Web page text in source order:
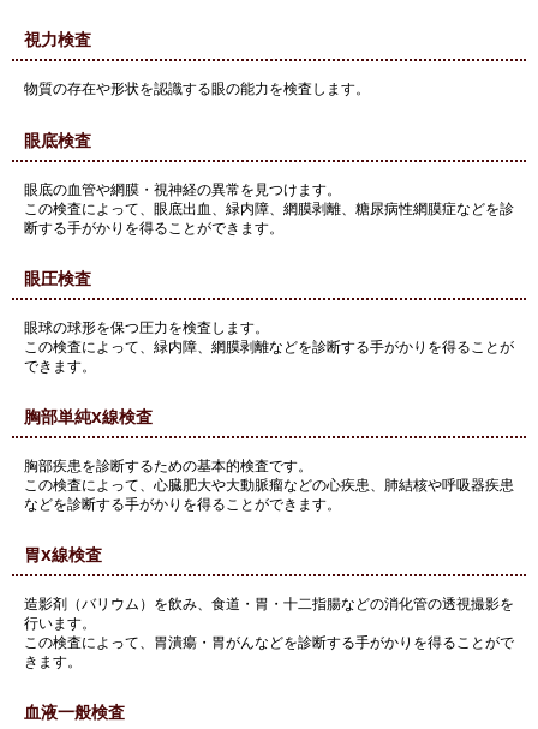
視力検査
物質の存在や形状を認識する眼の能力を検査します。
眼底検査
眼底の血管や網膜・視神経の異常を見つけます。
この検査によって、眼底出血、緑内障、網膜剥離、糖尿病性網膜症などを診
断する手がかりを得ることができます。
眼圧検査
眼球の球形を保つ圧力を検査します。
この検査によって、緑内障、網膜剥離などを診断する手がかりを得ることが
できます。
胸部単純X線検査
胸部疾患を診断するための基本的検査です。
この検査によって、心臓肥大や大動脈瘤などの心疾患、肺結核や呼吸器疾患
などを診断する手がかりを得ることができます。
胃X線検査
造影剤（バリウム）を飲み、食道・胃・十二指腸などの消化管の透視撮影を
行います。
この検査によって、胃潰瘍・胃がんなどを診断する手がかりを得ることがで
きます。
血液一般検査